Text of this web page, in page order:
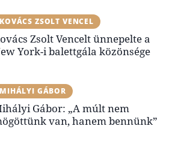
KOVÁCS ZSOLT VENCEL
Zsolt Vencelt ünnepelte a
York-i balettgála közönsége
MIHÁLYI GÁBOR
Gábor: „A múlt nem
van, hanem bennünk”